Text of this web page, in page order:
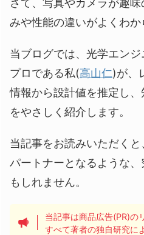
さて、写真やカメラが趣
みや性能の違いがよくわ
当ブログでは、光学エン
プロである私(高山仁)が、
情報から設計値を推定し
をやさしく紹介します。
当記事をお読みいただく
パートナーとなるような
もしれません。
当記事は商品広告(PR)の
すべて著者の独自研究に